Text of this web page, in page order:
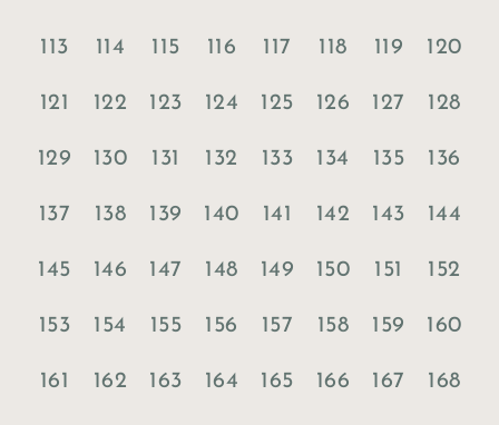
113 114 115 116 117 118 119 120
121 122 123 124 125 126 127 128
129 130 131 132 133 134 135 136
137 138 139 140 141 142 143 144
145 146 147 148 149 150 151 152
153 154 155 156 157 158 159 160
161 162 163 164 165 166 167 168